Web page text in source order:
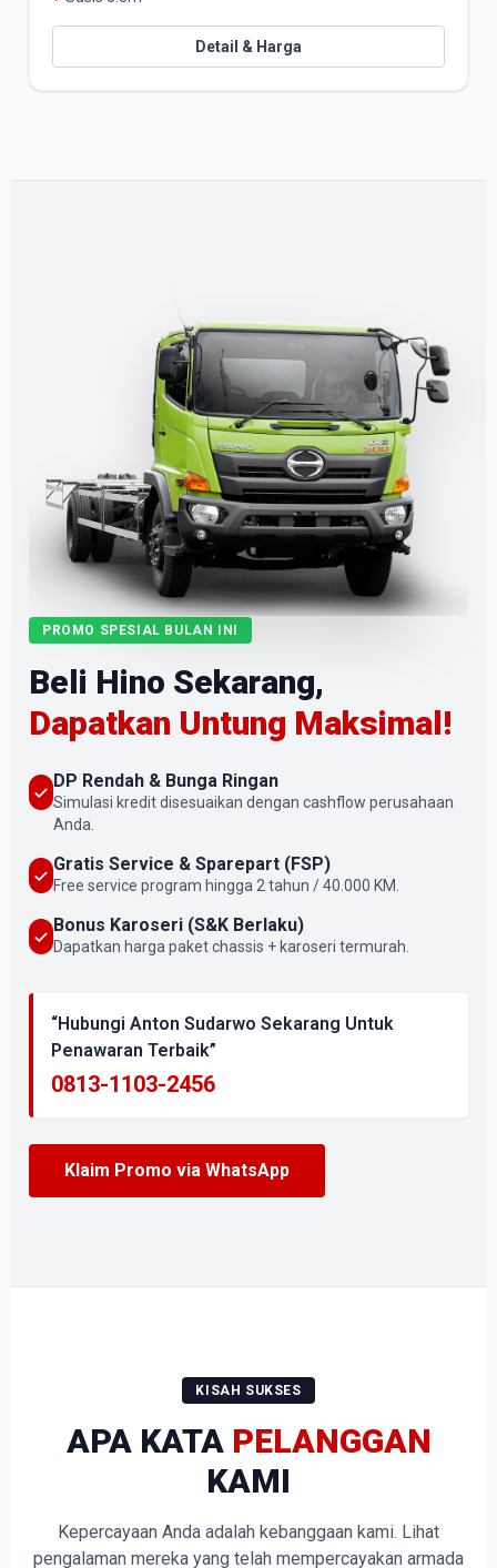
Detail & Harga
PROMO SPESIAL BULAN INI
Beli Hino Sekarang,
Dapatkan Untung Maksimal!
DP Rendah & Bunga Ringan
Simulasi kredit disesuaikan dengan cashflow perusahaan
Anda.
Gratis Service & Sparepart (FSP)
Free service program hingga 2 tahun / 40.000 KM.
Bonus Karoseri (S&K Berlaku)
Dapatkan harga paket chassis + karoseri termurah.
“Hubungi Anton Sudarwo Sekarang Untuk
Penawaran Terbaik”
0813-1103-2456
Klaim Promo via WhatsApp
KISAH SUKSES
APA KATA PELANGGAN
KAMI
Kepercayaan Anda adalah kebanggaan kami. Lihat
pengalaman mereka yang telah mempercayakan armada